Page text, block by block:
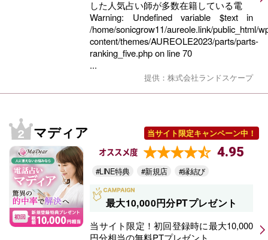
した人気占い師が多数在籍している電
Warning: Undefined variable $text in
/home/sonicgrow11/aureole.link/public_html/
content/themes/AUREOLE2023/parts/parts-
ranking_five.phpon line70
...
提供：株式会社ランドスケープ
マディア 当サイト限定キャンペーン中！
オススメ度 4.95
#LINE特典 #新規店 #縁結び
最大10,000円分PTプレゼント
当サイト限定！初回登録時に最大10,000
円分相当の無料PTプレゼント